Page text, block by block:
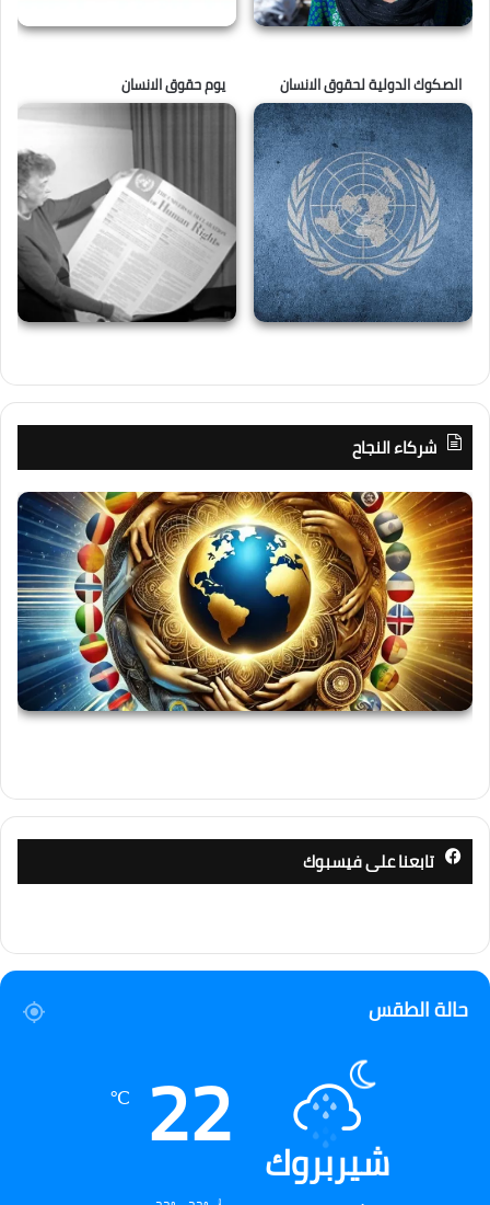
الصكوك الدولية لحقوق الانسان يوم حقوق الانسان
شركاء النجاح
تابعنا على فيسبوك
حالة الطقس
شيربروك 22
℃